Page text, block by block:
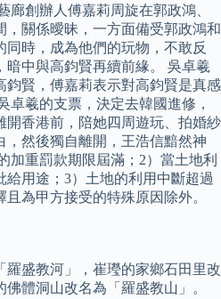
廊創辦人傅嘉莉周旋在郭政鴻、
關係曖昧，一方面備受郭政鴻和
時，成為他們的玩物，不敢反
中與高鈞賢再續前緣。 吳卓羲
鈞賢，傅嘉莉表示對高鈞賢是真感
卓羲的支票，決定去韓國進修，
開香港前，陪她四周遊玩、拍婚紗
，然後獨自離開，王浩信黯然神
加重罰款期限屆滿；2）當土地利
給用途；3）土地的利用中斷超過
為甲方接受的特殊原因除外。
羅盛教河」，崔㼆的家鄉石田里改
體洞山改名為「羅盛教山」。